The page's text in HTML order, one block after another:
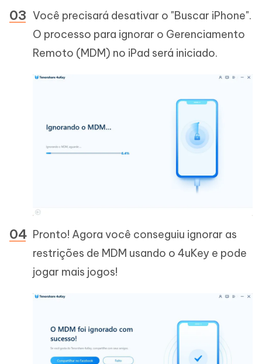
Você precisará desativar o "Buscar iPhone".
O processo para ignorar o Gerenciamento
Remoto (MDM) no iPad será iniciado.
Pronto! Agora você conseguiu ignorar as
restrições de MDM usando o 4uKey e pode
jogar mais jogos!